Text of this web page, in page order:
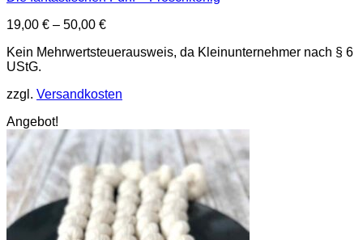
19,00 € – 50,00 €
Kein Mehrwertsteuerausweis, da Kleinunternehmer nach § 6
UStG.
zzgl. Versandkosten
Angebot!